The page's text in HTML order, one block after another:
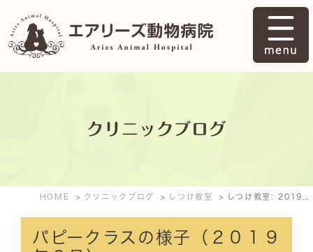
クリニックブログ
HOME クリニックブログ しつけ教室
パピークラスの様子（２０１９